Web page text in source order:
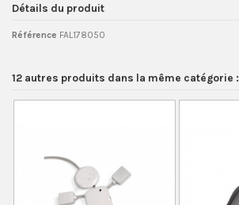
Détails du produit
Référence FAL178050
12 autres produits dans la même catégorie :